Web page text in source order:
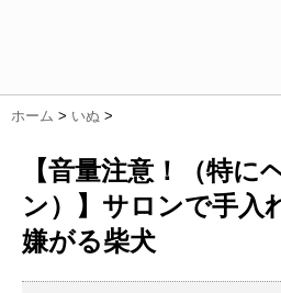
ホーム > いぬ >
【音量注意！（特に
ン）】サロンで手入
嫌がる柴犬